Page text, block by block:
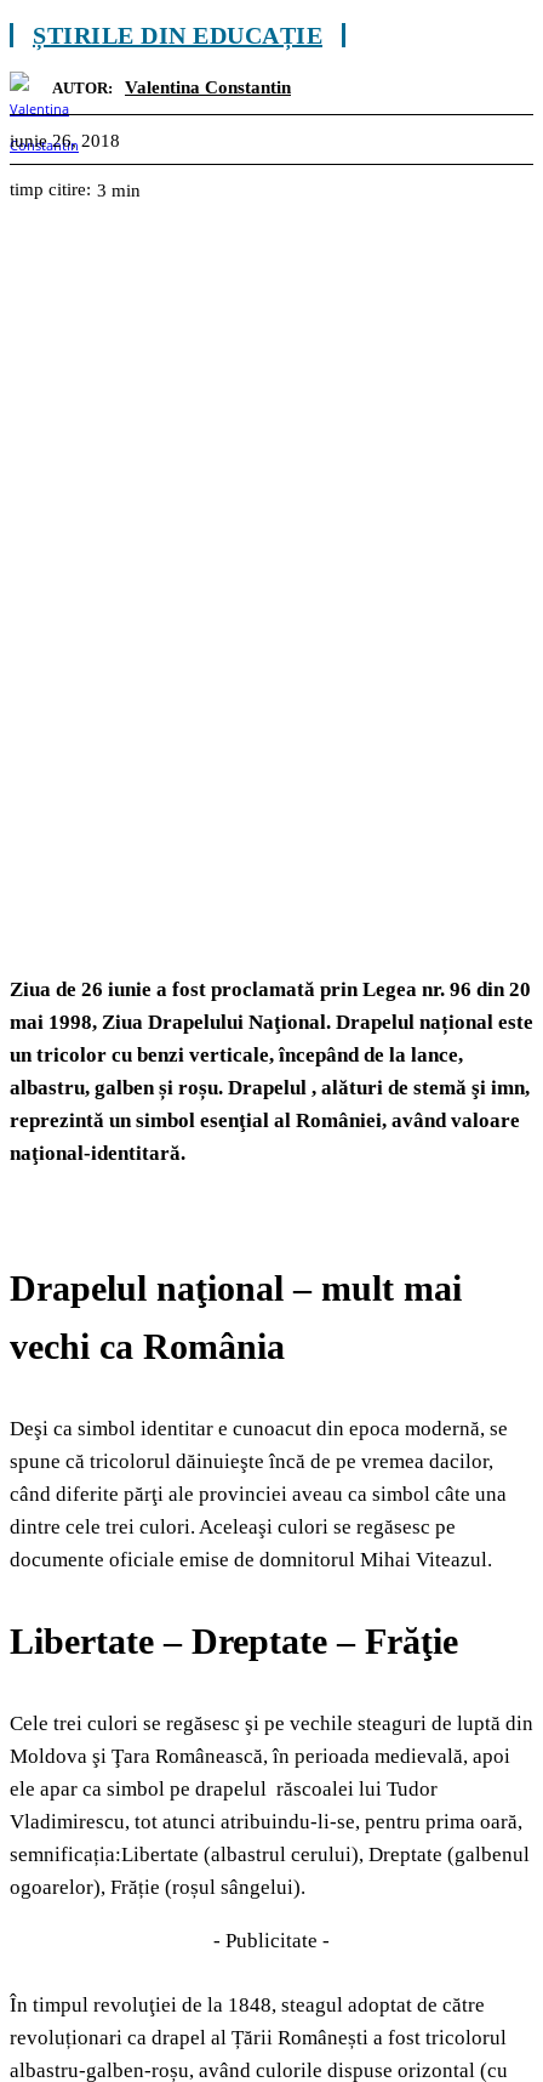
ȘTIRILE DIN EDUCAȚIE
AUTOR: Valentina Constantin
iunie 26, 2018
timp citire: 3 min
Ziua de 26 iunie a fost proclamată prin Legea nr. 96 din 20
mai 1998, Ziua Drapelului Naţional. Drapelul național este
un tricolor cu benzi verticale, începând de la lance,
albastru, galben și roșu. Drapelul , alături de stemă şi imn,
reprezintă un simbol esenţial al României, având valoare
naţional-identitară.
Drapelul naţional – mult mai
vechi ca România
Deşi ca simbol identitar e cunoacut din epoca modernă, se
spune că tricolorul dăinuieşte încă de pe vremea dacilor,
când diferite părţi ale provinciei aveau ca simbol câte una
dintre cele trei culori. Aceleaşi culori se regăsesc pe
documente oficiale emise de domnitorul Mihai Viteazul.
Libertate – Dreptate – Frăţie
Cele trei culori se regăsesc şi pe vechile steaguri de luptă din
Moldova şi Ţara Românească, în perioada medievală, apoi
ele apar ca simbol pe drapelul răscoalei lui Tudor
Vladimirescu, tot atunci atribuindu-li-se, pentru prima oară,
semnificația:Libertate (albastrul cerului), Dreptate (galbenul
ogoarelor), Frăție (roșul sângelui).
- Publicitate -
În timpul revoluţiei de la 1848, steagul adoptat de către
revoluționari ca drapel al Țării Românești a fost tricolorul
albastru-galben-roșu, având culorile dispuse orizontal (cu